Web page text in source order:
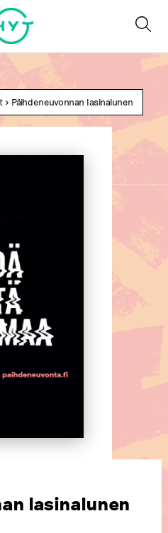
> Päihdeneuvonnan lasinalunen
lasinalunen